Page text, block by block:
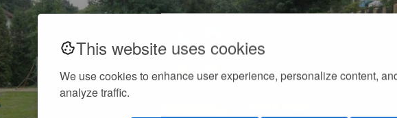
This website uses cookies
We use cookies to enhance user experience, personalize content,
analyze traffic.